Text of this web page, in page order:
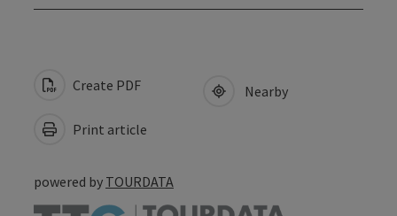
Create PDF
Print article
Nearby
powered by TOURDATA